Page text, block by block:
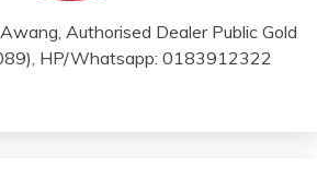
Authorised Dealer Public Gold
HP/Whatsapp: 0183912322